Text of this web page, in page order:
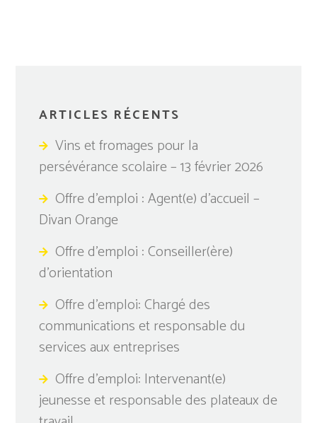
ARTICLES RÉCENTS
Vins et fromages pour la
persévérance scolaire – 13 février 2026
Offre d’emploi : Agent(e) d’accueil –
Divan Orange
Offre d’emploi : Conseiller(ère)
d’orientation
Offre d’emploi: Chargé des
communications et responsable du
services aux entreprises
Offre d’emploi: Intervenant(e)
jeunesse et responsable des plateaux de